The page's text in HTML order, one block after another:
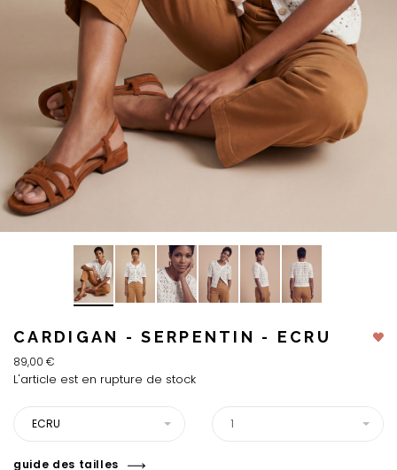
CARDIGAN - SERPENTIN - ECRU
89,00 €
L'article est en rupture de stock
ECRU 1
guide des tailles